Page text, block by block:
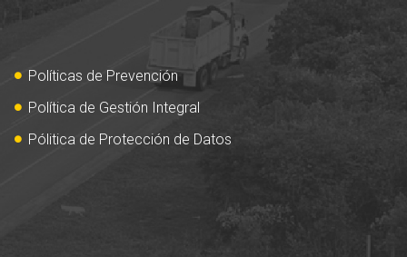
Políticas de Prevención
Política de Gestión Integral
Pólitica de Protección de Datos